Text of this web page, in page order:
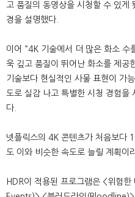
고 품질의 동영상을 시청할 수 있게
경을 설명했다.
이어 “4K 기술에서 더 많은 화소 수
욱 깊고 품질이 뛰어난 화소를 제공
기술보다 현실적인 사물 표현이 가
도로 실감 나고 특별한 시청 경험을
다.
넷플릭스의 4K 콘텐츠가 처음보다
도 이와 비슷한 속도로 늘릴 계획이
HDR이 적용된 프로그램은 <위험